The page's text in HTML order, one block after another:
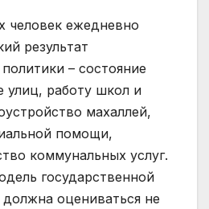
человек ежедневно
результат
– состояние
улиц, работу школ и
махаллей,
помощи,
коммунальных услуг.
государственной
оцениваться не